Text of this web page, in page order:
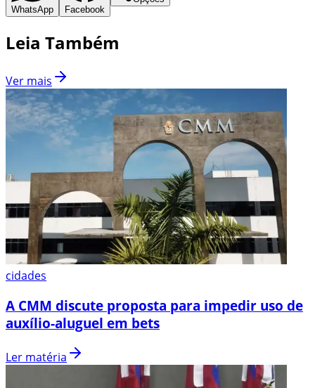
WhatsApp Facebook
Leia Também
Ver mais
cidades
A CMM discute proposta para impedir uso de
auxílio-aluguel em bets
Ler matéria